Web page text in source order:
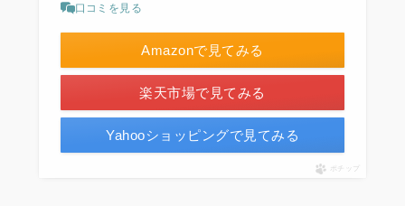
口コミを見る
Amazonで見てみる
楽天市場で見てみる
Yahooショッピングで見てみる
ポチップ